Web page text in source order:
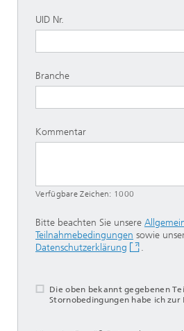
UID Nr.
Branche
Kommentar
Verfügbare Zeichen: 1000
Bitte beachten Sie unsere
Teilnahmebedingungen sowie
Datenschutzerklärung
.
Die oben bekannt gegebenen
Stornobedingungen habe ich zur